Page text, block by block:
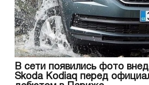
В сети появились фото
Skoda Kodiaq перед